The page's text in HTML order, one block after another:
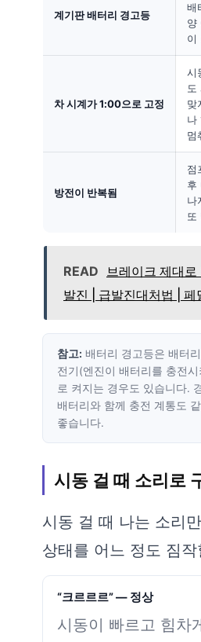
계기판 배터리 경고등
배
양
이
차 시계가 1:00으로 고정
시
도
맞
나
멈
방전이 반복됨
점
후
나
또
READ 브레이크 제대
발진 | 급발진대처법 | 페
참고: 배터리 경고등은 배터
전기(엔진이 배터리를 충전
로 켜지는 경우도 있습니다.
배터리와 함께 충전 계통도
좋습니다.
시동 걸 때 소리로
시동 걸 때 나는 소리
상태를 어느 정도 짐
“크르르르” — 정상
시동이 빠르고 힘차